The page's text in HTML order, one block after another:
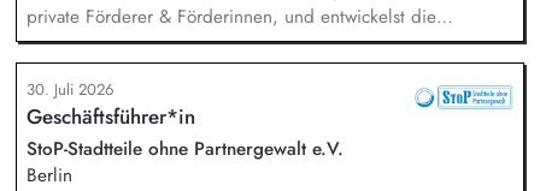
private Förderer & Förderinnen, und entwickelst die
Zusammenarbeit systematisch weiter. Du identifizierst neue
Unternehmen und Förderer & Förderinnen und sprichst sie
aktiv an. Du planst und setzt Fundraising-Maßnahmen
eigenständig um und verfolgst deren Ergebnisse. Du
arbeitest eng mit der Landesdirektion, dem Marketing und
unseren Programmkollegen zusammen.
30. Juli 2026
Geschäftsführer*in
StoP-Stadtteile ohne Partnergewalt e.V.
Berlin